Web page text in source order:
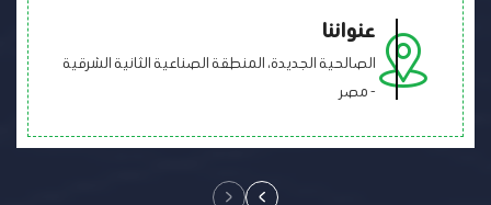
عنواننا
الصالحية الجديدة، المنطقة الصناعية الثانية الشرقية
- مصر